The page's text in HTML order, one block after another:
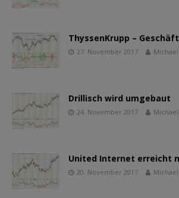
ThyssenKrupp –
27. November 2017 Michael
Drillisch wird umgebaut
24. November 2017 Michael
United Internet erreicht
20. November 2017 Michael